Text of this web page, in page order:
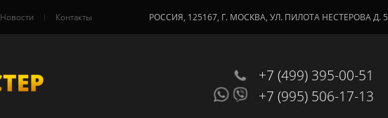
Новости Контакты РОССИЯ, 125167, Г. МОСКВА, УЛ. ПИЛОТА НЕСТЕРОВА Д. 5
+7 (499) 395-00-51
+7 (995) 506-17-13